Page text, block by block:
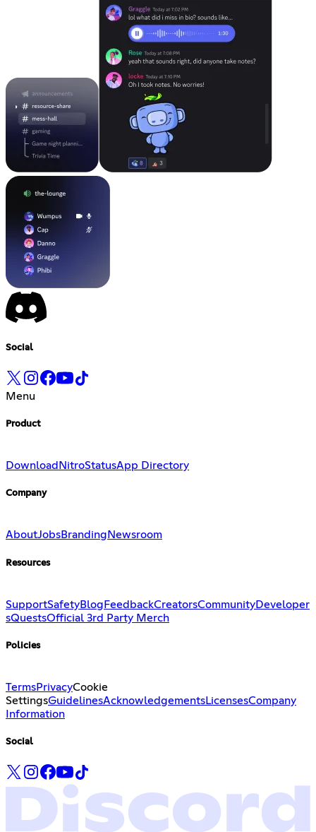
Social
Menu
Product
Download NitroStatusApp Directory
Company
AboutJobsBranding Newsroom
Resources
SupportSafetyBlog FeedbackCreatorsCommunityDeveloper
sQuestsOfficial 3rd Party Merch
Policies
TermsPrivacyCookie
SettingsGuidelinesAcknowledgementsLicensesCompany
Information
Social